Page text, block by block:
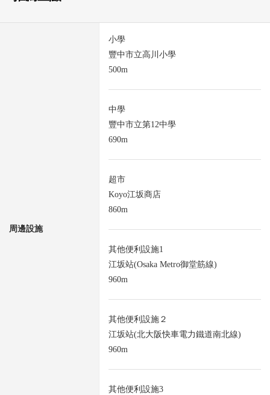
周邊設施
小學
豐中市立高川小學
500m
中學
豐中市立第12中學
690m
超市
Koyo江坂商店
860m
其他便利設施1
江坂站(Osaka Metro御堂筋線)
960m
其他便利設施２
江坂站(北大阪快車電力鐵道南北線)
960m
其他便利設施3